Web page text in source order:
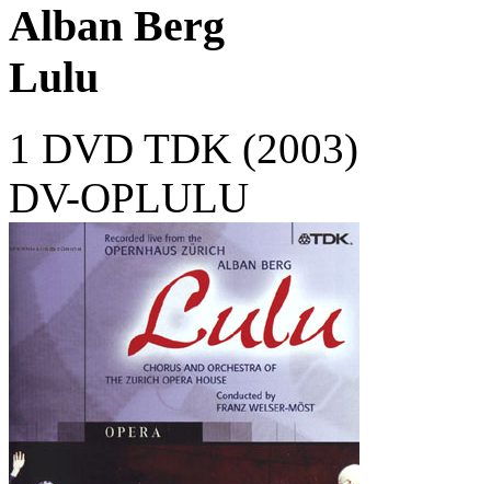
Alban Berg
Lulu
1 DVD TDK (2003)
DV-OPLULU